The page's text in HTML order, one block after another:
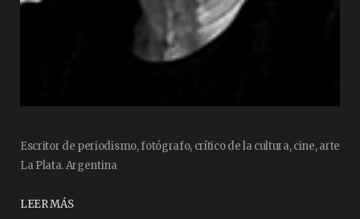
Escritor de periodismo, fotógrafo, crítico de la cultura, cine, arte
La Plata. Argentina
LEER MÁS